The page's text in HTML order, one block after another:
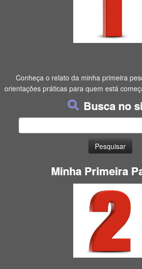
Conheça o relato da minha primeira
orientações práticas para quem está
Busca no
Pesquisar
Minha Primeira